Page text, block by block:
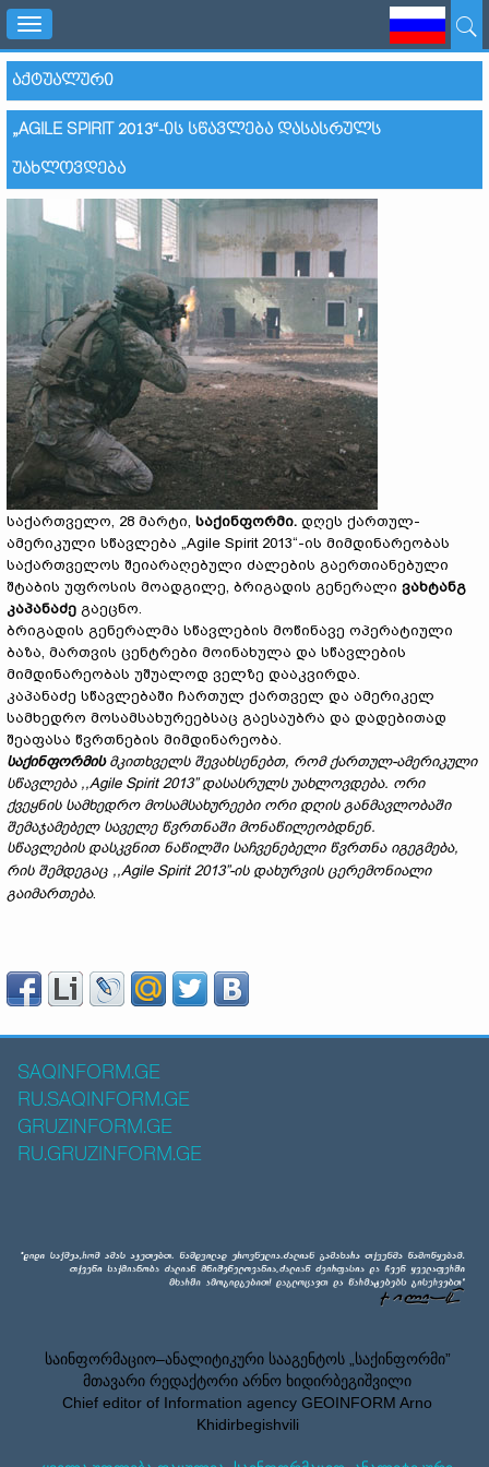
Toggle
navigation
ᲐᲥᲢᲣᲐᲚᲣᲠᲘ
„AGILE SPIRIT 2013“-ᲘᲡ ᲡᲬᲐᲕᲚᲔᲑᲐ ᲓᲐᲡᲐᲡᲠᲣᲚᲡ
ᲣᲐᲮᲚᲝᲕᲓᲔᲑᲐ
საქართველო, 28 მარტი, საქინფორმი. დღეს ქართულ-
ამერიკული სწავლება „Agile Spirit 2013“-ის მიმდინარეობას
საქართველოს შეიარაღებული ძალების გაერთიანებული
შტაბის უფროსის მოადგილე, ბრიგადის გენერალი ვახტანგ
კაპანაძე გაეცნო.
ბრიგადის გენერალმა სწავლების მოწინავე ოპერატიული
ბაზა, მართვის ცენტრები მოინახულა და სწავლების
მიმდინარეობას უშუალოდ ველზე დააკვირდა.
კაპანაძე სწავლებაში ჩართულ ქართველ და ამერიკელ
სამხედრო მოსამსახურეებსაც გაესაუბრა და დადებითად
შეაფასა წვრთნების მიმდინარეობა.
საქინფორმისმკითხველს შევახსენებთ, რომქართულ-ამერიკული
სწავლება,,Agile Spirit 2013”დასასრულს უახლოვდება. ორი
ქვეყნის სამხედრო მოსამსახურეები ორი დღის განმავლობაში
შემაჯამებელ საველე წვრთნაში მონაწილეობდნენ.
სწავლების დასკვნით ნაწილში საჩვენებელი წვრთნა იგეგმება,
რის შემდეგაც ,,Agile Spirit 2013”-ის დახურვის ცერემონიალი
გაიმართება.
SAQINFORM.GE
RU.SAQINFORM.GE
GRUZINFORM.GE
RU.GRUZINFORM.GE
საინფორმაციო–ანალიტიკური სააგენტოს „საქინფორმი”
მთავარი რედაქტორი არნო ხიდირბეგიშვილი
Chief editor of Information agency GEOINFORM Arno
Khidirbegishvili